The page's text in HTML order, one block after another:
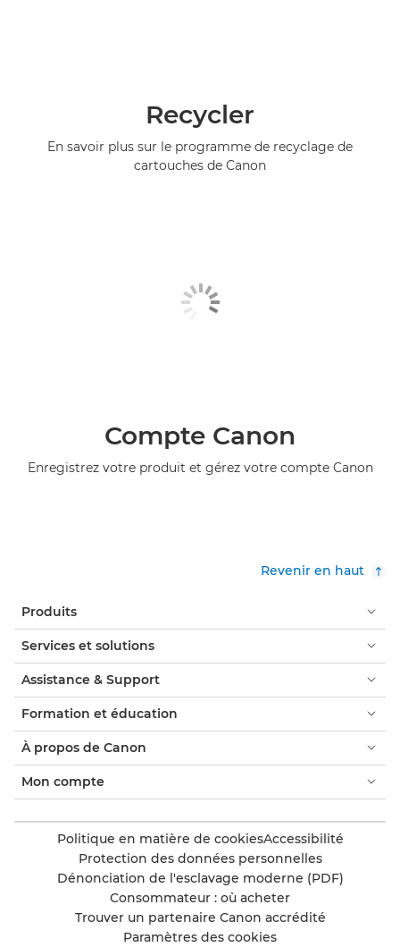
Recycler
En savoir plus sur le programme de recyclage de
cartouches de Canon
Compte Canon
Enregistrez votre produit et gérez votre compte Canon
Revenir en haut
Produits
Services et solutions
Assistance & Support
Formation et éducation
À propos de Canon
Mon compte
Politique en matière de cookiesAccessibilité
Protection des données personnelles
Dénonciation de l'esclavage moderne (PDF)
Consommateur : où acheter
Trouver un partenaire Canon accrédité
Paramètres des cookies